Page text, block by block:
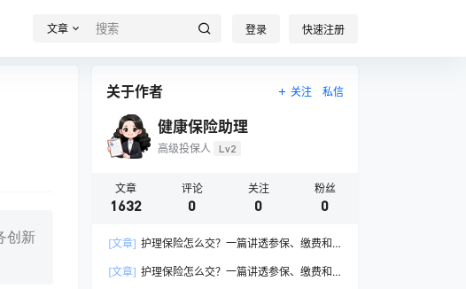
文章 登录 快速注册
创新
关于作者 关注 私信
健康保险助理
高级投保人 Lv2
文章
1632
评论
0
关注
0
粉丝
0
[文章] 护理保险怎么交？一篇讲透参保、缴费和
[文章] 护理保险怎么交？一篇讲透参保、缴费和